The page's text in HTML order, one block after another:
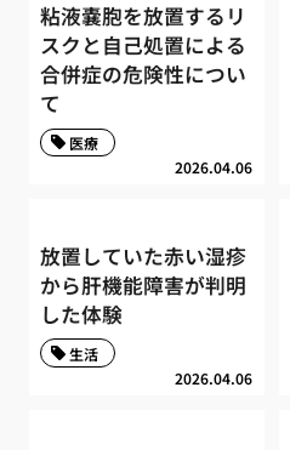
粘液嚢胞を放置するリ
スクと自己処置による
合併症の危険性につい
て
2026.04.06
医療
放置していた赤い湿疹
から肝機能障害が判明
した体験
2026.04.06
生活